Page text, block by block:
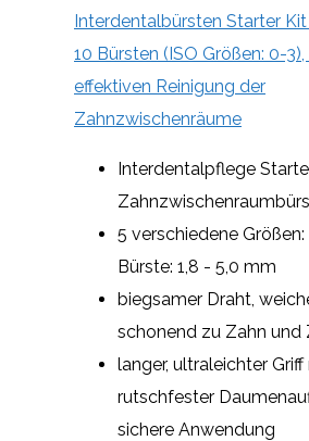
Interdentalbürsten Starter Kit
10 Bürsten (ISO Größen: 0-
effektiven Reinigung der
Zahnzwischenräume
Interdentalpflege
5 verschiedene
Bürste: 1,8 - 5,0 mm
biegsamer Draht,
schonend zu Zahn und
langer, ultraleichter
rutschfester
sichere Anwendung